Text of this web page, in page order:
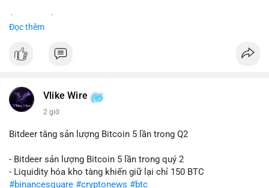
Đọc thêm
Vlike Wire
2 giờ
Bitdeer tăng sản lượng Bitcoin 5 lần trong Q2
- Bitdeer sản lượng Bitcoin 5 lần trong quý 2
- Liquidity hóa kho tàng khiến giữ lại chỉ 150 BTC
#binancesquare #cryptonews #btc